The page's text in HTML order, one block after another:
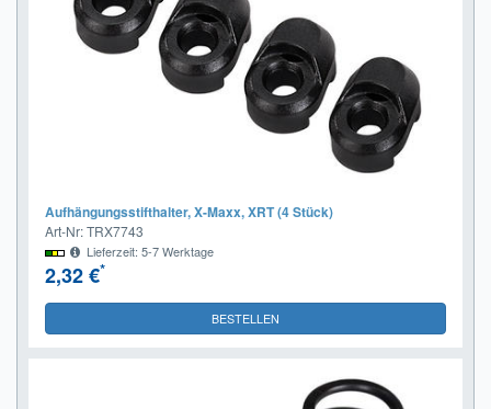
Aufhängungsstifthalter, X-Maxx, XRT (4 Stück)
Art-Nr: TRX7743
Lieferzeit: 5-7 Werktage
2,32 €*
BESTELLEN